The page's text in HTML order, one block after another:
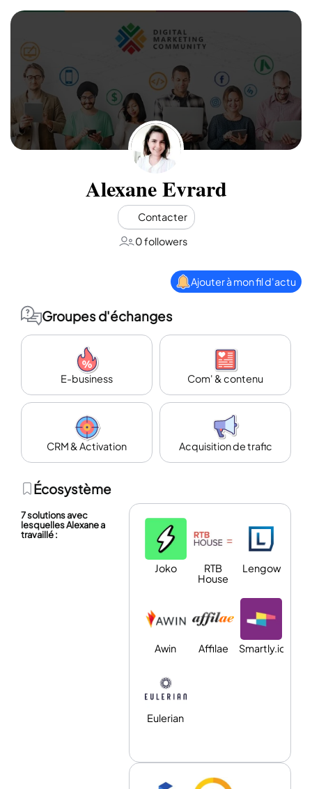
Alexane Evrard
Contacter
0 followers
Ajouter à mon fil d'actu
Groupes d'échanges
E-business Com' & contenu
CRM & Activation Acquisition de trafic
Écosystème
7 solutions avec
lesquelles Alexane a
travaillé :
Joko
RTB
House
Lengow
Awin Affilae Smartly.io
Eulerian